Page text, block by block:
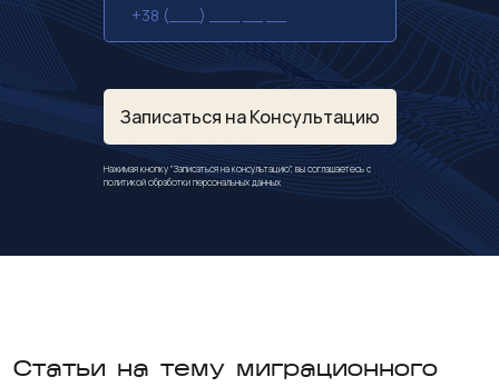
Записаться на Консультацию
Нажимая кнопку "Записаться на консультацию", вы соглашаетесь с
политикой обработки персональных данных
Статьи на тему миграционного